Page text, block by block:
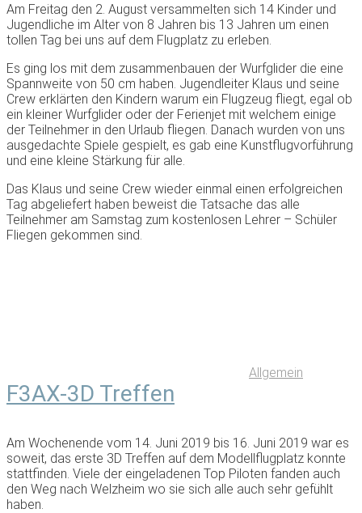
Am Freitag den 2. August versammelten sich 14 Kinder und
Jugendliche im Alter von 8 Jahren bis 13 Jahren um einen
tollen Tag bei uns auf dem Flugplatz zu erleben.
Es ging los mit dem zusammenbauen der Wurfglider die eine
Spannweite von 50 cm haben. Jugendleiter Klaus und seine
Crew erklärten den Kindern warum ein Flugzeug fliegt, egal ob
ein kleiner Wurfglider oder der Ferienjet mit welchem einige
der Teilnehmer in den Urlaub fliegen. Danach wurden von uns
ausgedachte Spiele gespielt, es gab eine Kunstflugvorführung
und eine kleine Stärkung für alle.
Das Klaus und seine Crew wieder einmal einen erfolgreichen
Tag abgeliefert haben beweist die Tatsache das alle
Teilnehmer am Samstag zum kostenlosen Lehrer – Schüler
Fliegen gekommen sind.
Allgemein
F3AX-3D Treffen
Am Wochenende vom 14. Juni 2019 bis 16. Juni 2019 war es
soweit, das erste 3D Treffen auf dem Modellflugplatz konnte
stattfinden. Viele der eingeladenen Top Piloten fanden auch
den Weg nach Welzheim wo sie sich alle auch sehr gefühlt
haben.